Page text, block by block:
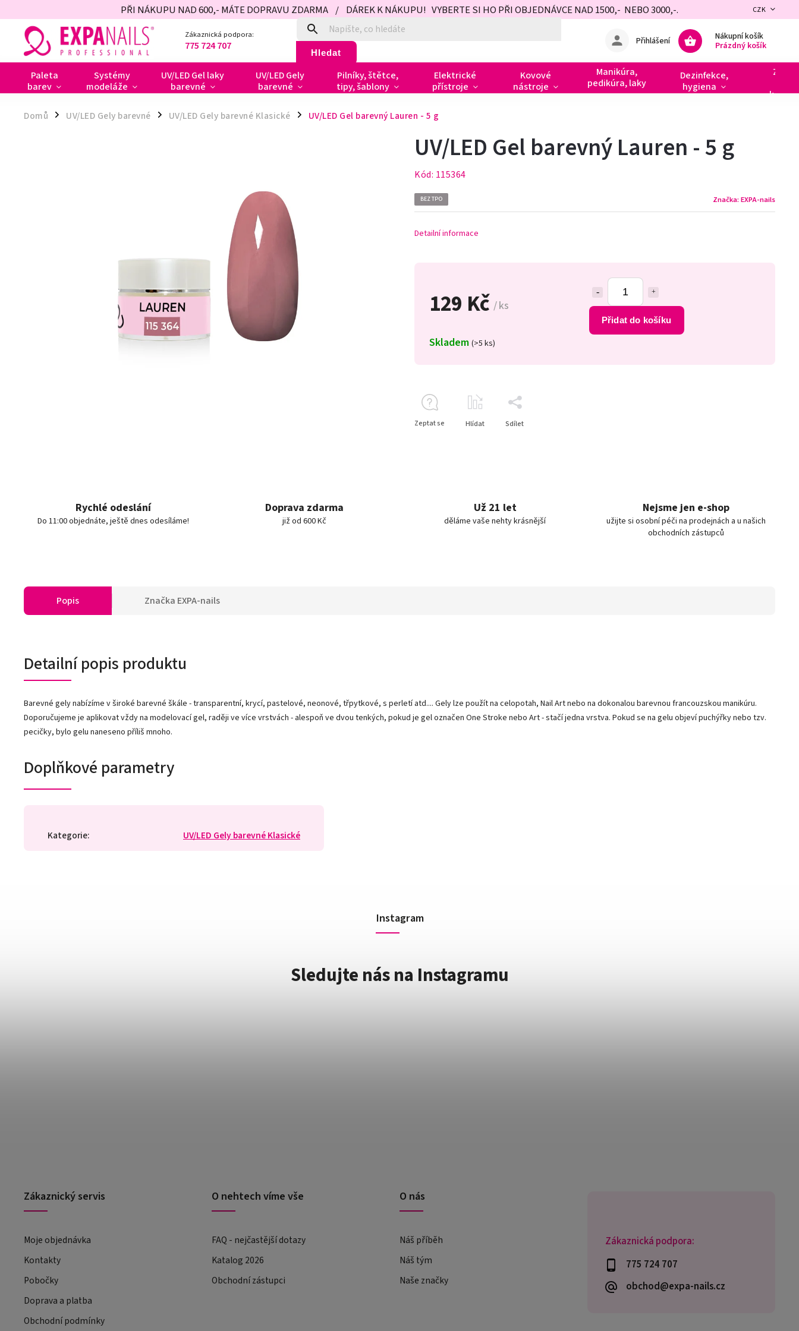
PŘI NÁKUPU NAD 600,- MÁTE DOPRAVU ZDARMA / DÁREK K NÁKUPU! VYBERTE SI HO PŘI OBJEDNÁVCE NAD 1500,- NEBO 3000,-. CZK
Zákaznická podpora:
775 724 707 Hledat
Nákupní košík
Prázdný košík
Přihlášení
Paleta
barev
Systémy
modeláže
UV/LED Gel laky
barevné
UV/LED Gely
barevné
Pilníky, štětce,
tipy, šablony
Elektrické
přístroje
Kovové
nástroje
Manikúra,
pedikúra, laky
Dezinfekce,
hygiena
Domů / UV/LED Gely barevné / UV/LED Gely barevné Klasické / UV/LED Gel barevný Lauren - 5 g
129 Kč / ks
Přidat do košíku
Skladem (>5 ks)
UV/LED Gel barevný Lauren - 5 g
Kód: 115364
BEZ TPO Značka: EXPA-nails
Detailní informace
Zeptat se Hlídat Sdílet
Rychlé odeslání
Do 11:00 objednáte, ještě dnes odesíláme!
Doprava zdarma
již od 600 Kč
Už 21 let
děláme vaše nehty krásnější
Nejsme jen e-shop
užijte si osobní péči na prodejnách a u našich
obchodních zástupců
Popis Značka EXPA-nails
Detailní popis produktu
Barevné gely nabízíme v široké barevné škále - transparentní, krycí, pastelové, neonové, třpytkové, s perletí atd.... Gely lze použít na celopotah, Nail Art nebo na dokonalou barevnou francouzskou manikúru.
Doporučujeme je aplikovat vždy na modelovací gel, raději ve více vrstvách - alespoň ve dvou tenkých, pokud je gel označen One Stroke nebo Art - stačí jedna vrstva. Pokud se na gelu objeví puchýřky nebo tzv.
pecičky, bylo gelu naneseno příliš mnoho.
Doplňkové parametry
Kategorie: UV/LED Gely barevné Klasické
Zákaznická podpora:
775 724 707
obchod@expa-nails.cz
Instagram
Sledujte nás na Instagramu
Zákaznický servis
Moje objednávka
Kontakty
Pobočky
Doprava a platba
Obchodní podmínky
O nehtech víme vše
FAQ - nejčastější dotazy
Katalog 2026
Obchodní zástupci
O nás
Náš příběh
Náš tým
Naše značky